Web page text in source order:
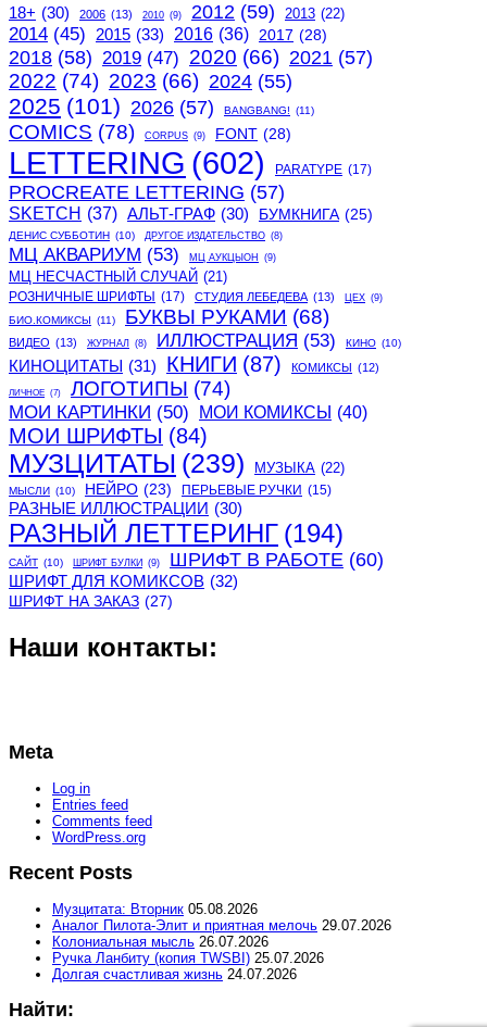
18+ (30) 2006 (13) 2010 (9) 2012 (59) 2013 (22)
2014 (45) 2015 (33) 2016 (36) 2017 (28)
2018 (58) 2019 (47) 2020 (66) 2021 (57)
2022 (74) 2023 (66) 2024 (55)
2025 (101) 2026 (57) BANGBANG! (11)
COMICS (78) CORPUS (9) FONT (28)
LETTERING (602) PARATYPE (17)
PROCREATE LETTERING (57)
SKETCH (37) АЛЬТ-ГРАФ (30) БУМКНИГА (25)
ДЕНИС СУББОТИН (10) ДРУГОЕ ИЗДАТЕЛЬСТВО (8)
МЦ АКВАРИУМ (53) МЦ АУКЦЫОН (9)
МЦ НЕСЧАСТНЫЙ СЛУЧАЙ (21)
РОЗНИЧНЫЕ ШРИФТЫ (17) СТУДИЯ ЛЕБЕДЕВА (13) ЦЕХ (9)
БИО.КОМИКСЫ (11) БУКВЫ РУКАМИ (68)
ВИДЕО (13) ЖУРНАЛ (8) ИЛЛЮСТРАЦИЯ (53) КИНО (10)
КИНОЦИТАТЫ (31) КНИГИ (87) КОМИКСЫ (12)
ЛИЧНОЕ (7) ЛОГОТИПЫ (74)
МОИ КАРТИНКИ (50) МОИ КОМИКСЫ (40)
МОИ ШРИФТЫ (84)
МУЗЦИТАТЫ (239) МУЗЫКА (22)
МЫСЛИ (10) НЕЙРО (23) ПЕРЬЕВЫЕ РУЧКИ (15)
РАЗНЫЕ ИЛЛЮСТРАЦИИ (30)
РАЗНЫЙ ЛЕТТЕРИНГ (194)
САЙТ (10) ШРИФТ БУЛКИ (9) ШРИФТ В РАБОТЕ (60)
ШРИФТ ДЛЯ КОМИКСОВ (32)
ШРИФТ НА ЗАКАЗ (27)
Наши контакты:
Meta
Log in
Entries feed
Comments feed
WordPress.org
Recent Posts
Музцитата: Вторник 05.08.2026
Аналог Пилота-Элит и приятная мелочь 29.07.2026
Колониальная мысль 26.07.2026
Ручка Ланбиту (копия TWSBI) 25.07.2026
Долгая счастливая жизнь 24.07.2026
Найти: